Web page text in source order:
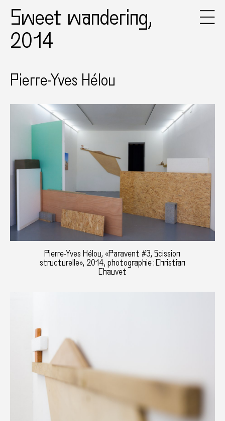
Sweet wandering,
2014
Pierre-Yves Hélou
Pierre-Yves Hélou, «Paravent #3, Scission
structurelle», 2014, photographie : Christian
Chauvet